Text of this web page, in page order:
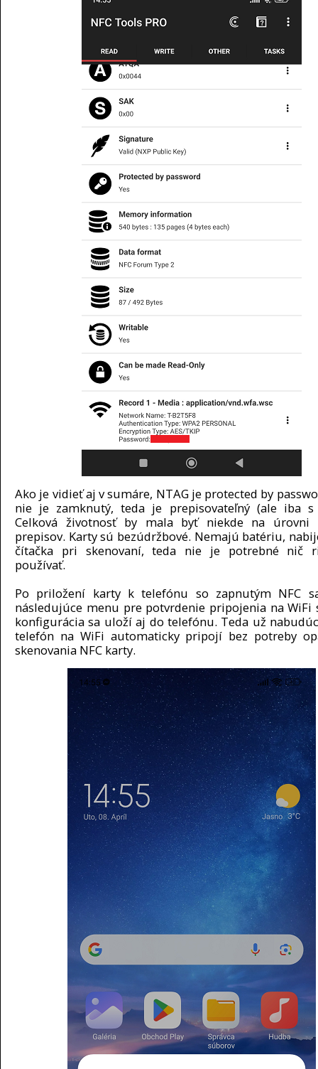
Ako je vidieť aj v sumáre, NTAG je protected by
nie je zamknutý, teda je prepisovateľný (ale iba s
Celková životnosť by mala byť niekde na úrovni
prepisov. Karty sú bezúdržbové. Nemajú batériu,
čítačka pri skenovaní, teda nie je potrebné nič
používať.
Po priložení karty k telefónu so zapnutým NFC
následujúce menu pre potvrdenie pripojenia na WiFi
konfigurácia sa uloží aj do telefónu. Teda už
telefón na WiFi automaticky pripojí bez potreby
skenovania NFC karty.